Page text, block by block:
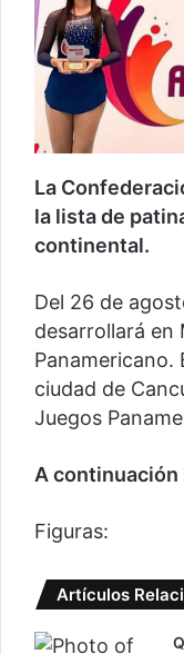
La
la lista de
continental.
Del 26 de
desarrollará en
Panamericano.
ciudad de
Juegos
A continuación
Figuras:
Artículos